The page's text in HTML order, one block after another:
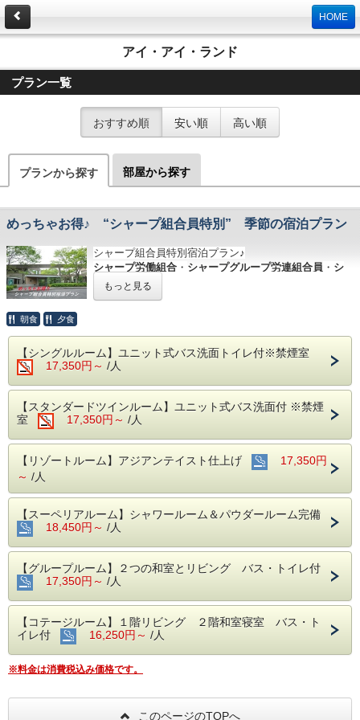
HOME
アイ・アイ・ランド
プラン一覧
おすすめ順 安い順 高い順
プランから探す 部屋から探す
めっちゃお得♪ “シャープ組合員特別” 季節の宿泊プラン
シャープ組合員特別宿泊プラン♪
シャープ労働組合 ・ シャープグループ労連組合員 ・ シ
ャープ社友会
会に、ぜひご利用をお待ちしております。
各季節の宿泊プランです。
春夏秋冬、それぞれの季節をお楽しみ頂けるプランで
お部屋でゆっくりくつろいで…
ご夕食は料理長がおすすめする季節の食材を用いた、
『旬菜会席』をご用意致します。お気軽にお箸でお召
し上がり頂けます。
【特典】
●特別料金でご宿泊♪『季節の宿泊プラン』一般料金よ
り大人3,000円割引
割引！
（表示料金は、上記割引後の料金となります。）
●各季節の宿泊プランの特典が付きます。
詳しくは、ホームページの各季節の宿泊プランにて
【ご注意】
・組合員本人様がご宿泊の場合は、パーソナルカード
（社員証）
社友会様がご宿泊の場合は、社友会バッジを当日フロン
トにてご提示下さい。
もっと見る
朝食 夕食
【シングルルーム】ユニット式バス洗面トイレ付※禁煙室
17,350円～ /人
【スタンダードツインルーム】ユニット式バス洗面付 ※禁煙
室
17,350円～ /人
【リゾートルーム】アジアンテイスト仕上げ
17,350円
～ /人
【スーペリアルーム】シャワールーム＆パウダールーム完備
18,450円～ /人
【グループルーム】２つの和室とリビング バス・トイレ付
17,350円～ /人
【コテージルーム】１階リビング ２階和室寝室 バス・ト
イレ付
16,250円～ /人
※料金は消費税込み価格です。
このページのTOPへ